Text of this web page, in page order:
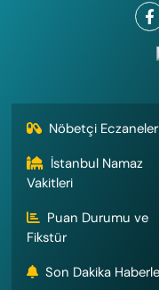
Nöbetçi Eczaneler
İstanbul Namaz
Vakitleri
Puan Durumu ve
Fikstür
Son Dakika